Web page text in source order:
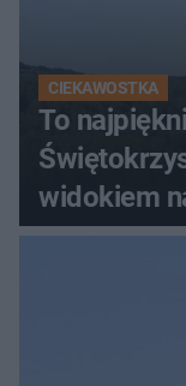
CIEKAWOSTKA
To
widokiem